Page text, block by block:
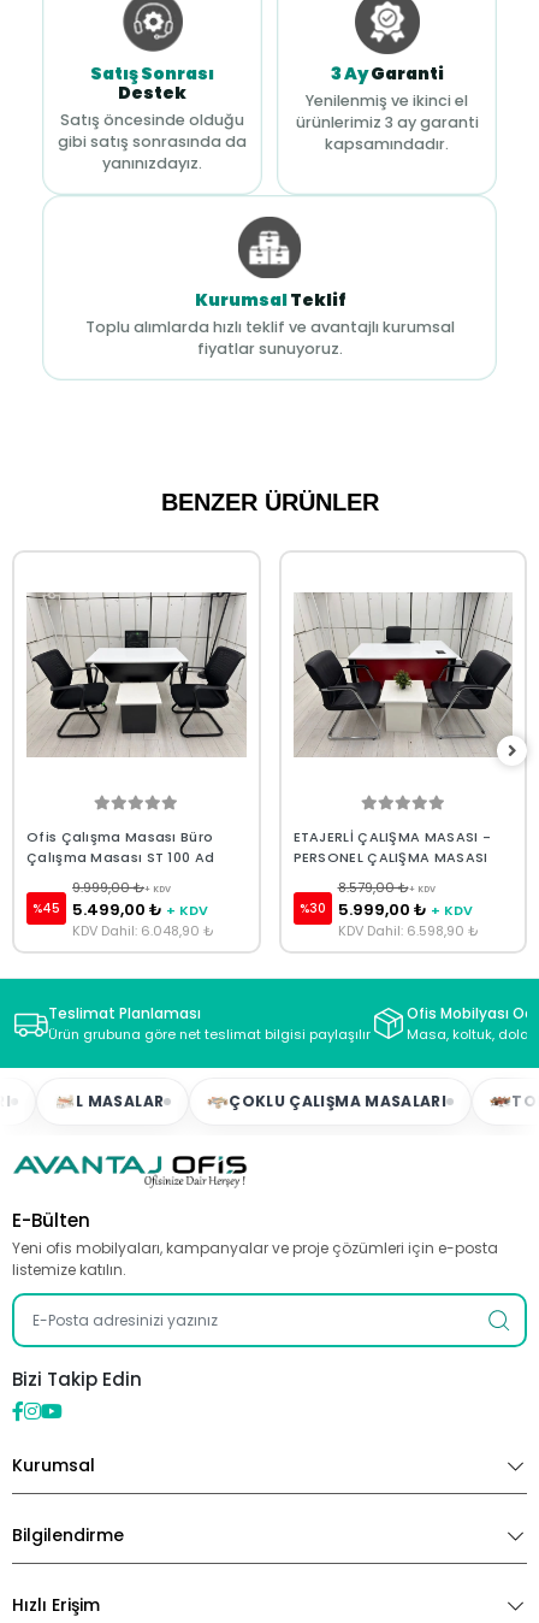
Satış Sonrası
Destek
Satış öncesinde olduğu
gibi satış sonrasında da
yanınızdayız.
3 AyGaranti
Yenilenmiş ve ikinci el
ürünlerimiz 3 ay garanti
kapsamındadır.
KurumsalTeklif
Toplu alımlarda hızlı teklif ve avantajlı kurumsal
fiyatlar sunuyoruz.
BENZER ÜRÜNLER
Ofis Çalışma Masası Büro
Çalışma Masası ST 100 Ad
%45
9.999,00 ₺+ KDV
5.499,00 ₺ + KDV
KDV Dahil: 6.048,90 ₺
ETAJERLİ ÇALIŞMA MASASI -
PERSONEL ÇALIŞMA MASASI
%30
8.579,00 ₺+ KDV
5.999,00 ₺ + KDV
KDV Dahil: 6.598,90 ₺
Teslimat Planlaması
Ürün grubuna göre net teslimat bilgisi paylaşılır
Ofis Mobilyası
Masa, koltuk,
L MASALAR ÇOKLU ÇALIŞMA MASALARI
E-Bülten
Yeni ofis mobilyaları, kampanyalar ve proje çözümleri için e-posta
listemize katılın.
Bizi Takip Edin
Kurumsal
Bilgilendirme
Hızlı Erişim